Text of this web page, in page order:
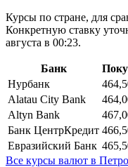
Курсы по стране, для
Конкретную ставку
августа в 00:23.
Банк
Нурбанк
Alatau City Bank
Altyn Bank
Банк ЦентрКредит
Евразийский Банк
Все курсы валют в